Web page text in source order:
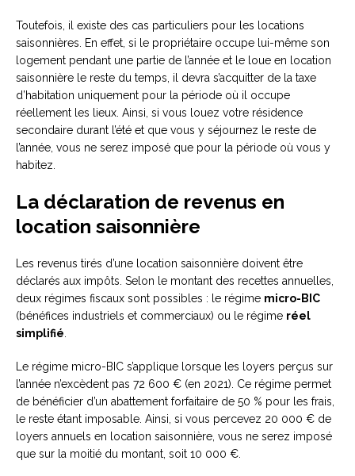
Toutefois, il existe des cas particuliers pour les locations
saisonnières. En effet, si le propriétaire occupe lui-même son
logement pendant une partie de l’année et le loue en location
saisonnière le reste du temps, il devra s’acquitter de la taxe
d’habitation uniquement pour la période où il occupe
réellement les lieux. Ainsi, si vous louez votre résidence
secondaire durant l’été et que vous y séjournez le reste de
l’année, vous ne serez imposé que pour la période où vous y
habitez.
La déclaration de revenus en
location saisonnière
Les revenus tirés d’une location saisonnière doivent être
déclarés aux impôts. Selon le montant des recettes annuelles,
deux régimes fiscaux sont possibles : le régime micro-BIC
(bénéfices industriels et commerciaux) ou le régime réel
simplifié.
Le régime micro-BIC s’applique lorsque les loyers perçus sur
l’année n’excèdent pas 72 600 € (en 2021). Ce régime permet
de bénéficier d’un abattement forfaitaire de 50 % pour les frais,
le reste étant imposable. Ainsi, si vous percevez 20 000 € de
loyers annuels en location saisonnière, vous ne serez imposé
que sur la moitié du montant, soit 10 000 €.